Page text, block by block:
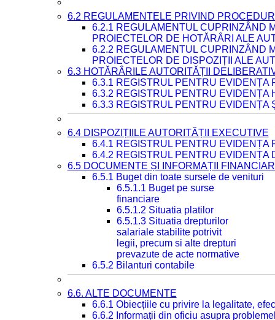
6.2 REGULAMENTELE PRIVIND
6.2.1 REGULAMENTUL CUPRINZÂND
PROIECTELOR DE HOTĂRÂRI ALE
6.2.2 REGULAMENTUL CUPRINZÂND
PROIECTELOR DE DISPOZIȚII ALE
6.3 HOTĂRÂRILE AUTORITĂȚII
6.3.1 REGISTRUL PENTRU EVIDENȚA
6.3.2 REGISTRUL PENTRU EVIDENȚA
6.3.3 REGISTRUL PENTRU EVIDENȚA
6.4 DISPOZIȚIILE AUTORITĂȚII EXECUTIVE
6.4.1 REGISTRUL PENTRU EVIDENȚA
6.4.2 REGISTRUL PENTRU EVIDENȚA
6.5 DOCUMENTE ȘI INFORMAȚII
6.5.1 Buget din toate sursele de venituri
6.5.1.1 Buget pe surse
financiare
6.5.1.2 Situatia platilor
6.5.1.3 Situatia drepturilor
salariale stabilite potrivit
legii, precum si alte drepturi
prevazute de acte normative
6.5.2 Bilanturi contabile
6.6. ALTE DOCUMENTE
6.6.1 Obiecțiile cu privire la legalitate,
6.6.2 Informații din oficiu asupra